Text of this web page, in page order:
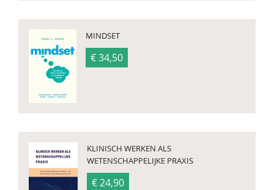
MINDSET
€ 34,50
KLINISCH WERKEN ALS
WETENSCHAPPELIJKE PRAXIS
€ 24,90